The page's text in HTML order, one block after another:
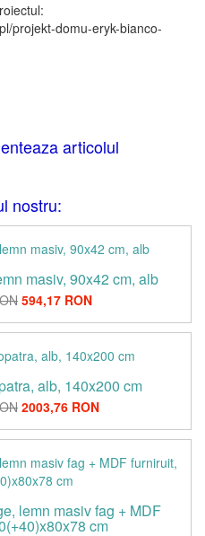
projekt-domu-eryk-bianco-
articolul
nostru:
masiv, 90x42 cm, alb
594,17 RON
alb, 140x200 cm
2003,76 RON
lemn masiv fag + MDF
cm